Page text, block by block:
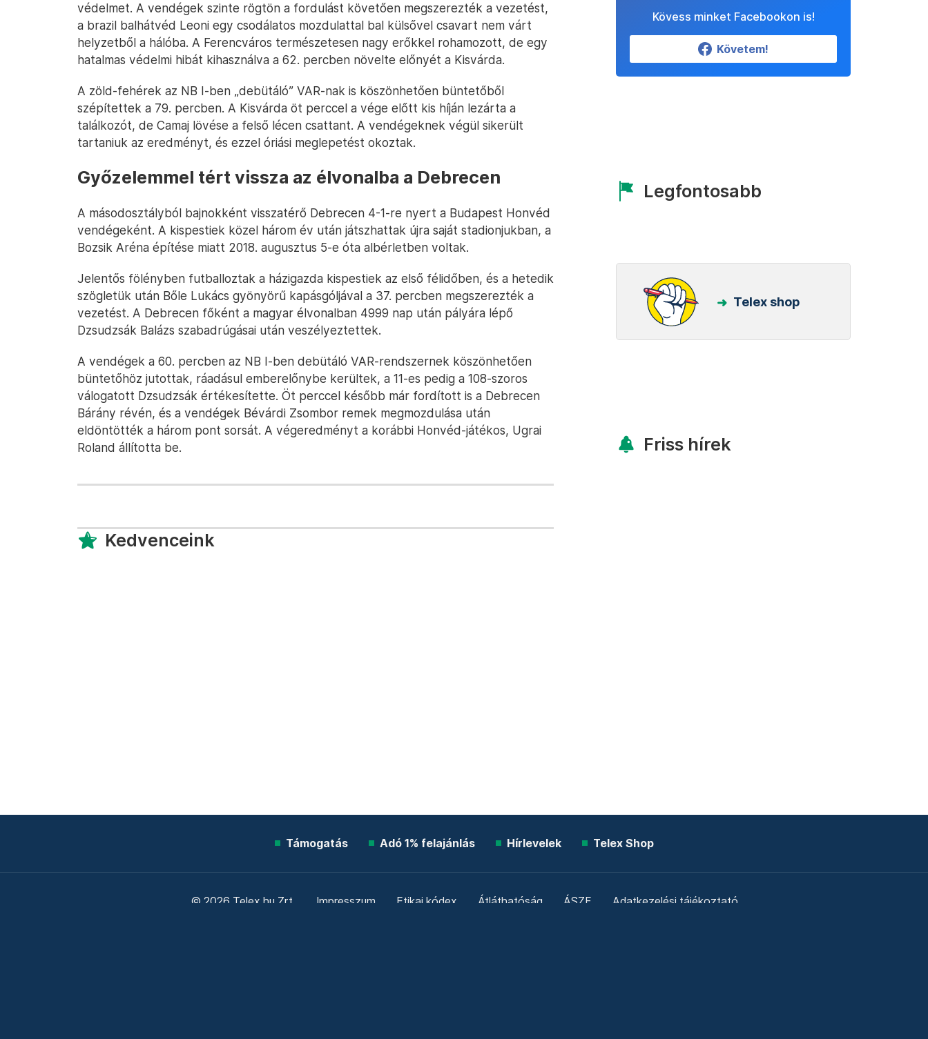
védelmet. A vendégek szinte rögtön a fordulást követően megszerezték a vezetést,
a brazil balhátvéd Leoni egy csodálatos mozdulattal bal külsővel csavart nem várt
helyzetből a hálóba. A Ferencváros természetesen nagy erőkkel rohamozott, de egy
hatalmas védelmi hibát kihasználva a 62. percben növelte előnyét a Kisvárda.
A zöld-fehérek az NB I-ben „debütáló” VAR-nak is köszönhetően büntetőből
szépítettek a 79. percben. A Kisvárda öt perccel a vége előtt kis híján lezárta a
találkozót, de Camaj lövése a felső lécen csattant. A vendégeknek végül sikerült
tartaniuk az eredményt, és ezzel óriási meglepetést okoztak.
Győzelemmel tért vissza az élvonalba a Debrecen
A másodosztályból bajnokként visszatérő Debrecen 4-1-re nyert a Budapest Honvéd
vendégeként. A kispestiek közel három év után játszhattak újra saját stadionjukban, a
Bozsik Aréna építése miatt 2018. augusztus 5-e óta albérletben voltak.
Jelentős fölényben futballoztak a házigazda kispestiek az első félidőben, és a hetedik
szögletük után Bőle Lukács gyönyörű kapásgóljával a 37. percben megszerezték a
vezetést. A Debrecen főként a magyar élvonalban 4999 nap után pályára lépő
Dzsudzsák Balázs szabadrúgásai után veszélyeztettek.
A vendégek a 60. percben az NB I-ben debütáló VAR-rendszernek köszönhetően
büntetőhöz jutottak, ráadásul emberelőnybe kerültek, a 11-es pedig a 108-szoros
válogatott Dzsudzsák értékesítette. Öt perccel később már fordított is a Debrecen
Bárány révén, és a vendégek Bévárdi Zsombor remek megmozdulása után
eldöntötték a három pont sorsát. A végeredményt a korábbi Honvéd-játékos, Ugrai
Roland állította be.
Kedvenceink
Kövess minket Facebookon is!
Követem!
Legfontosabb
Telex shop
Friss hírek
Támogatás Adó 1% felajánlás Hírlevelek Telex Shop
© 2026 Telex.hu Zrt. Impresszum Etikai kódex Átláthatóság ÁSZF Adatkezelési tájékoztató